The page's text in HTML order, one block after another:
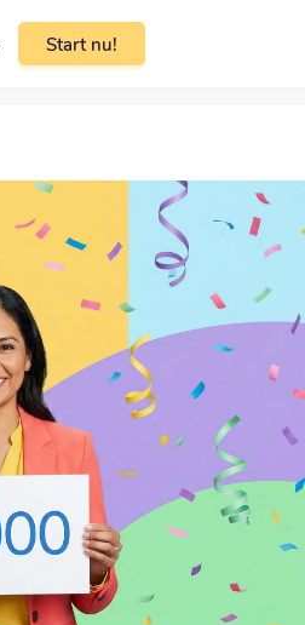
Start nu!